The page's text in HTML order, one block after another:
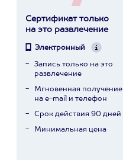
Сертификат только
на это развлечение
Электронный
Запись только на это
развлечение
Мгновенная получение
на e-mail и телефон
Срок действия 90 дней
Минимальная цена